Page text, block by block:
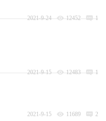
2021-9-24 12452 1
2021-9-15 12483 1
2021-9-15 11689 2